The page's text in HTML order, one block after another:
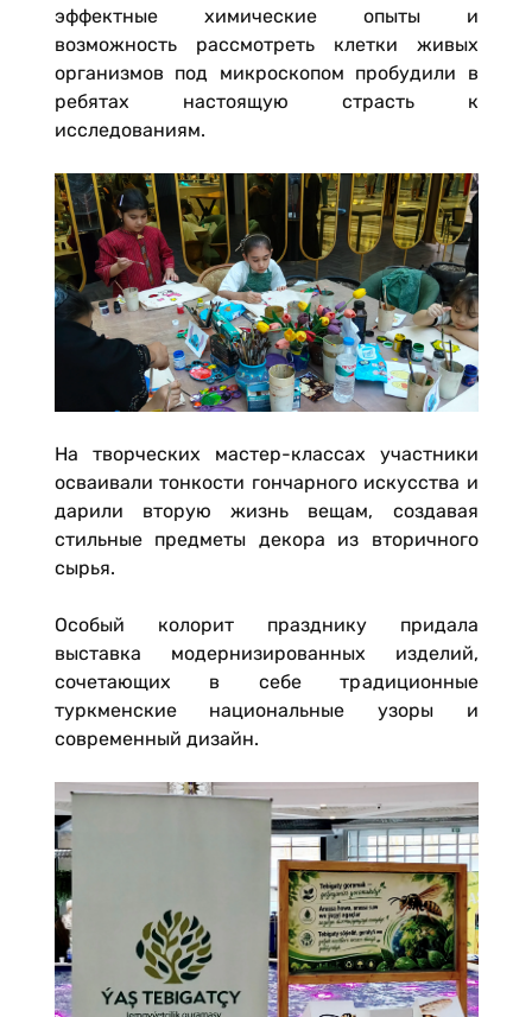
эффектные химические опыты и
возможность рассмотреть клетки живых
организмов под микроскопом пробудили в
ребятах настоящую страсть к
исследованиям.
На творческих мастер-классах участники
осваивали тонкости гончарного искусства и
дарили вторую жизнь вещам, создавая
стильные предметы декора из вторичного
сырья.
Особый колорит празднику придала
выставка модернизированных изделий,
сочетающих в себе традиционные
туркменские национальные узоры и
современный дизайн.